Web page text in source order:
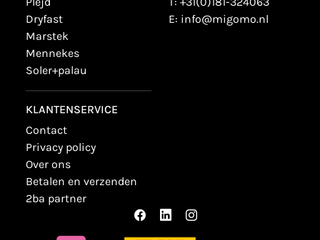
dryfast
marstek
mennekes
soler+palau
KLANTENSERVICE
contact
privacy policy
over ons
betalen en verzenden
2ba partner
E: info@migomo.nl